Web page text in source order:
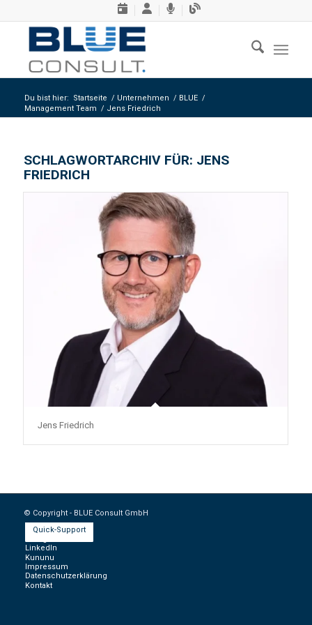
Du bist hier: Startseite / Unternehmen / BLUE /
Management Team / Jens Friedrich
SCHLAGWORTARCHIV FÜR: JENS
FRIEDRICH
Jens Friedrich
© Copyright - BLUE Consult GmbH
Quick-Support
LinkedIn
Kununu
Impressum
Datenschutzerklärung
Kontakt